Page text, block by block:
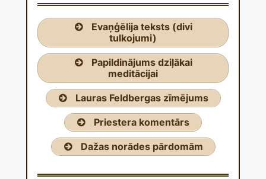
Evaņģēlija teksts (divi
tulkojumi)
Papildinājums dziļākai
meditācijai
Lauras Feldbergas zīmējums
Priestera komentārs
Dažas norādes pārdomām